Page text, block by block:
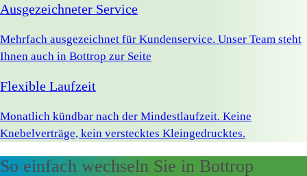
Ausgezeichneter Service
Mehrfach ausgezeichnet für Kundenservice. Unser Team steht
Ihnen auch in Bottrop zur Seite
Flexible Laufzeit
Monatlich kündbar nach der Mindestlaufzeit. Keine
Knebelverträge, kein verstecktes Kleingedrucktes.
So einfach wechseln Sie in Bottrop